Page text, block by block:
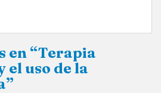
en “Terapia
el uso de la